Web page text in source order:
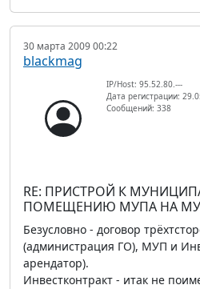
30 марта 2009 00:22
blackmag
IP/Host: 95.52.80.---
Дата регистрации:
Сообщений: 338
RE: ПРИСТРОЙ К
ПОМЕЩЕНИЮ МУПА НА
Безусловно - договор
(администрация ГО), МУП и
арендатор).
Инвестконтракт - итак не